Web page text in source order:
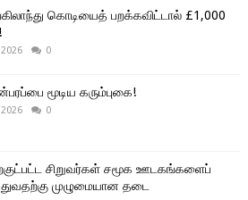
கொடியைத் பறக்கவிட்டால் £1,000
0
மூடிய கரும்புகை!
0
சிறுவர்கள் சமூக ஊடகங்களைப்
முழுமையான தடை